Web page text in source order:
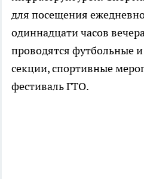
для посещения
одиннадцати часов
проводятся футбольные
секции, спортивные
фестиваль ГТО.